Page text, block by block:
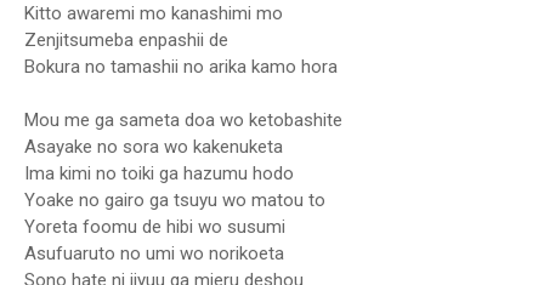
Kitto awaremi mo kanashimi mo
Zenjitsumeba enpashii de
Bokura no tamashii no arika kamo hora
Mou me ga sameta doa wo ketobashite
Asayake no sora wo kakenuketa
Ima kimi no toiki ga hazumu hodo
Yoake no gairo ga tsuyu wo matou to
Yoreta foomu de hibi wo susumi
Asufuaruto no umi wo norikoeta
Sono hate ni jiyuu ga mieru deshou